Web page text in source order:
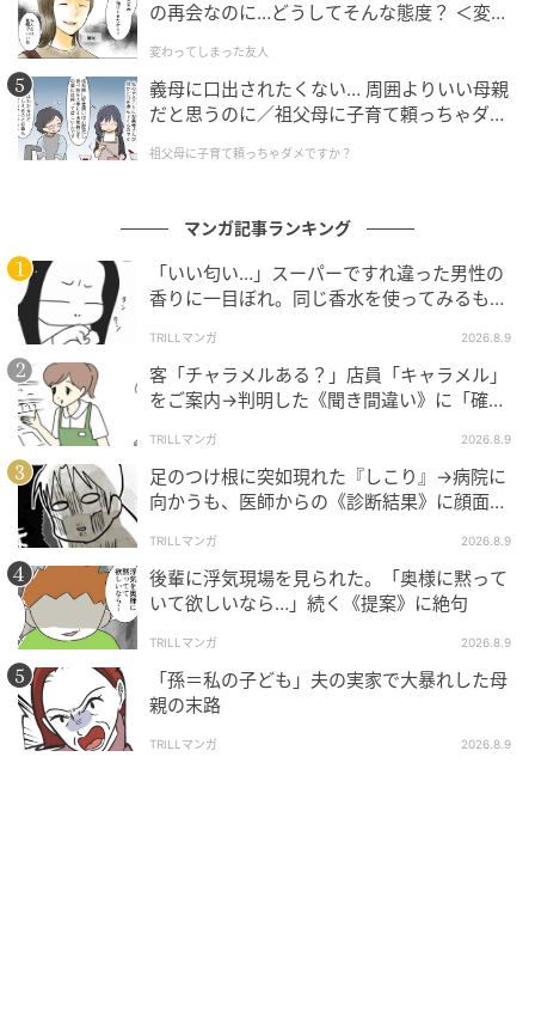
ブログ：くまお（ くまおのマンガ堂 ）
#2 有給をとってくれるはずが…
次の話を読む
第2話
夫が育児をなめくさってる件
くまお
全話一覧を見る
の再会なのに…どうしてそんな態度？ ＜変わ
日には】
変わってしまった友人
義母に口出されたくない… 周囲よりいい母親
だと思うのに／祖父母に子育て頼っちゃダメ
んが】
祖父母に子育て頼っちゃダメですか？
マンガ記事ランキング
「いい匂い…」スーパーですれ違った男性の
香りに一目ぼれ。同じ香水を使ってみるも…
TRILLマンガ 2026.8.9
客「チャラメルある？」店員「キャラメル」
をご案内→判明した《聞き間違い》に「確か
TRILLマンガ 2026.8.9
足のつけ根に突如現れた『しこり』→病院に
向かうも、医師からの《診断結果》に顔面蒼
TRILLマンガ 2026.8.9
後輩に浮気現場を見られた。「奥様に黙って
いて欲しいなら…」続く《提案》に絶句
TRILLマンガ 2026.8.9
「孫＝私の子ども」夫の実家で大暴れした母
親の末路
TRILLマンガ 2026.8.9